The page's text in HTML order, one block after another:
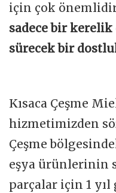
için çok
sadece bir
sürecek bir
Kısaca Çeşme
hizmetimizden
Çeşme
eşya ürünlerinin
parçalar için 1